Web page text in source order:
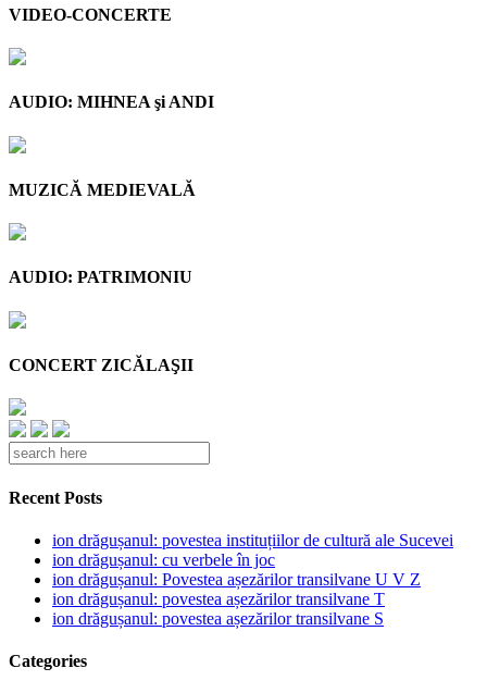
VIDEO-CONCERTE
AUDIO: MIHNEA şi ANDI
MUZICĂ MEDIEVALĂ
AUDIO: PATRIMONIU
CONCERT ZICĂLAŞII
Recent Posts
ion drăgușanul: povestea instituțiilor de cultură ale Sucevei
ion drăgușanul: cu verbele în joc
ion drăgușanul: Povestea așezărilor transilvane U V Z
ion drăgușanul: povestea așezărilor transilvane T
ion drăgușanul: povestea așezărilor transilvane S
Categories